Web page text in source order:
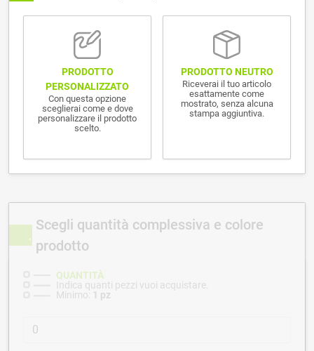
PRODOTTO
PERSONALIZZATO
Con questa opzione
sceglierai come e dove
personalizzare il prodotto
scelto.
PRODOTTO NEUTRO
Riceverai il tuo articolo
esattamente come
mostrato, senza alcuna
stampa aggiuntiva.
Scegli quantità complessiva e colore
prodotto
QUANTITÀ
Indica quanti pezzi vuoi acquistare.
Minimo: 1 pz